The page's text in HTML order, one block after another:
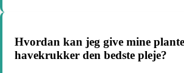
Hvordan kan jeg give mine
havekrukker den bedste pleje?